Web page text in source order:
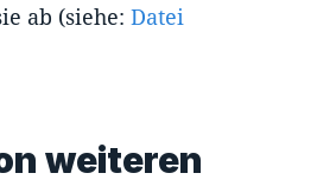
ab (siehe: Datei
weiteren